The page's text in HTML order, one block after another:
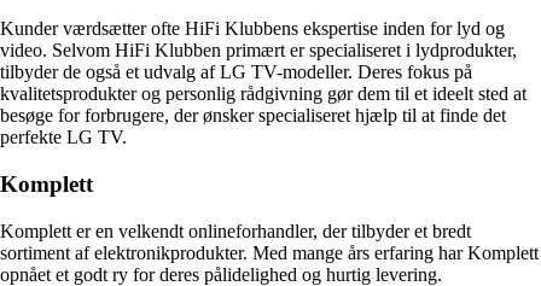
Kunder værdsætter ofte HiFi Klubbens ekspertise inden for lyd og
video. Selvom HiFi Klubben primært er specialiseret i lydprodukter,
tilbyder de også et udvalg af LG TV-modeller. Deres fokus på
kvalitetsprodukter og personlig rådgivning gør dem til et ideelt sted at
besøge for forbrugere, der ønsker specialiseret hjælp til at finde det
perfekte LG TV.
Komplett
Komplett er en velkendt onlineforhandler, der tilbyder et bredt
sortiment af elektronikprodukter. Med mange års erfaring har Komplett
opnået et godt ry for deres pålidelighed og hurtig levering.